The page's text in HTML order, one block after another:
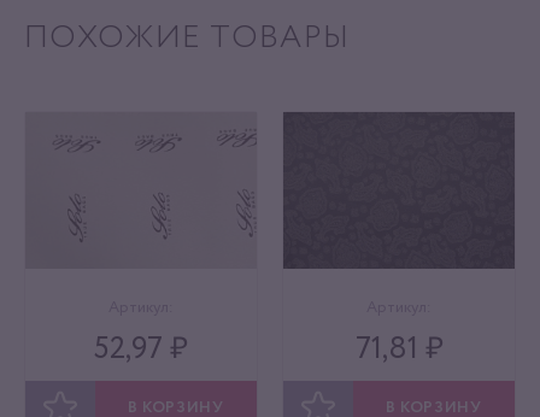
ПОХОЖИЕ ТОВАРЫ
52,97 ₽
В КОРЗИНУ
71,81 ₽
В КОРЗИНУ